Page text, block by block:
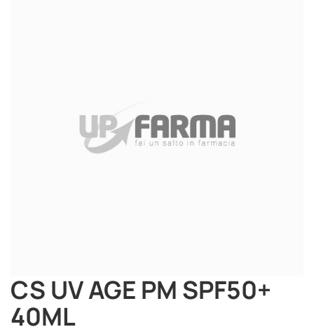
CS UV AGE PM SPF50+
40ML
Vai
all'inizio
della
galleria